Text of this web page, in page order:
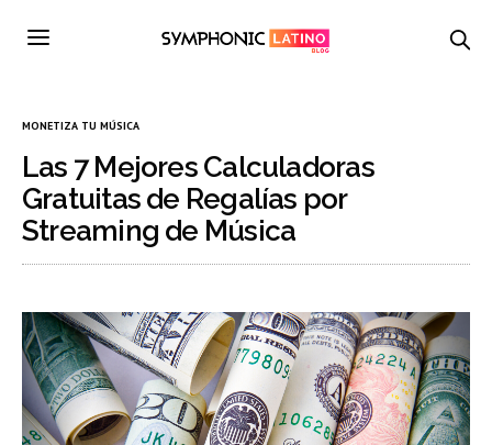
MONETIZA TU MÚSICA
Las 7 Mejores Calculadoras
Gratuitas de Regalías por
Streaming de Música